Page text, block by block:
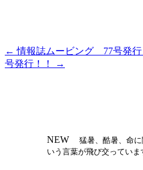
投
稿
← 情報誌ムービング 77号発行
号発行！！
→
NEW
猛暑、酷暑、命に
いう言葉が飛び交っていま